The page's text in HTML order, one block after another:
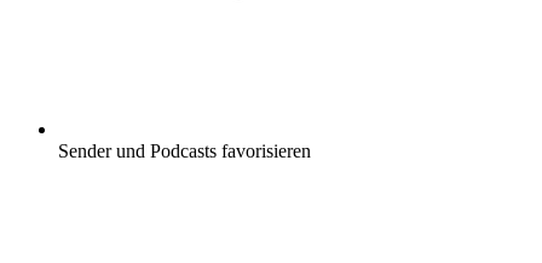
Sender und Podcasts favorisieren